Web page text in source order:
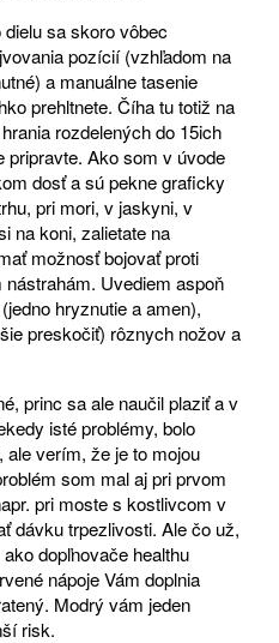
sa skoro vôbec
pozícií (vzhľadom na
a manuálne tasenie
prehltnete. Číha tu totiž na
rozdelených do 15ich
pripravte. Ako som v úvode
dosť a sú pekne graficky
pri mori, v jaskyni, v
na koni, zalietate na
možnosť bojovať proti
Uvediem aspoň
hryznutie a amen),
preskočiť) rôznych nožov a
princ sa ale naučil plaziť a v
isté problémy, bolo
verím, že je to mojou
som mal aj pri prvom
pri moste s kostlivcom v
dávku trpezlivosti. Ale čo už,
dopľnovače healthu
nápoje Vám doplnia
Modrý vám jeden
risk.